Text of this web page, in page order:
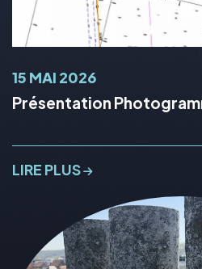
15 MAI 2026
Présentation
LIRE PLUS